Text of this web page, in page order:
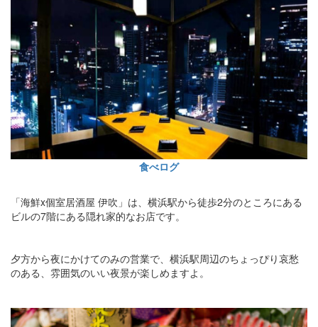
食べログ
「海鮮x個室居酒屋 伊吹」は、横浜駅から徒歩2分のところにある
ビルの7階にある隠れ家的なお店です。
夕方から夜にかけてのみの営業で、横浜駅周辺のちょっぴり哀愁
のある、雰囲気のいい夜景が楽しめますよ。